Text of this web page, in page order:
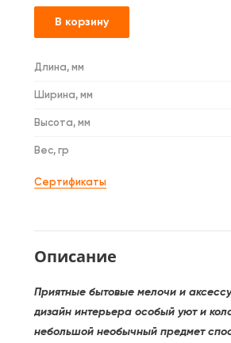
В корзину
Длина, мм
Ширина, мм
Высота, мм
Вес, гр
Сертификаты
Описание
Приятные бытовые мелочи и
дизайн интерьера особый уют и
небольшой необычный предмет